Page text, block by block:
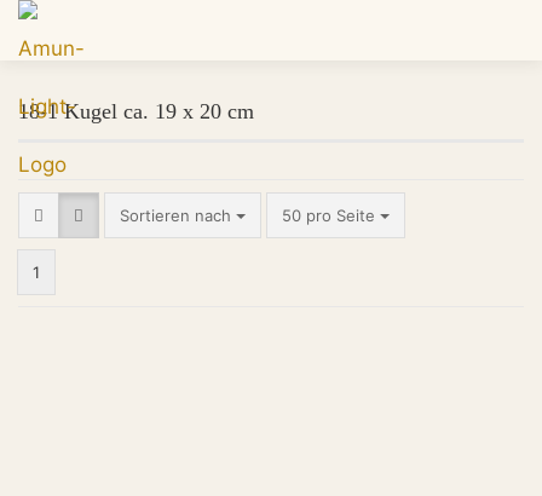
18-1 Kugel ca. 19 x 20 cm
Sortieren nach 50 pro Seite
1